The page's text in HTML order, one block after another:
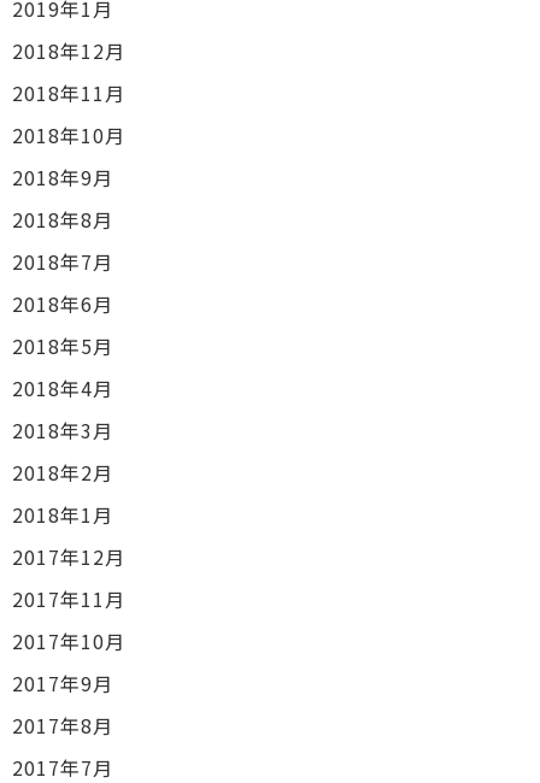
2019年1月
2018年12月
2018年11月
2018年10月
2018年9月
2018年8月
2018年7月
2018年6月
2018年5月
2018年4月
2018年3月
2018年2月
2018年1月
2017年12月
2017年11月
2017年10月
2017年9月
2017年8月
2017年7月